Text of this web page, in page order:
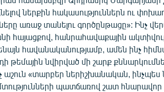
ներքին հակասություններն ու
առաջ տանելու գործընթացը»: Ինչ
հայացքով, հանրահավաքային
հավանականությամբ, ամեն ինչ
նվիրված մի շարք
աշուն «տարբեր ներիշխանական,
պատճառով շատ հնարավոր